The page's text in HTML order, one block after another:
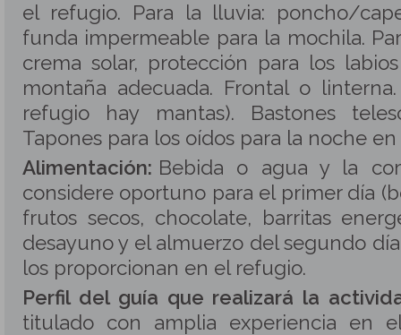
el refugio. Para la lluvia: poncho/
funda impermeable para la mochila.
crema solar, protección para los
montaña adecuada. Frontal o
refugio hay mantas). Bastones
Tapones para los oídos para la noche
Alimentación: Bebida o agua y la
considere oportuno para el primer día
frutos secos, chocolate, barritas
desayuno y el almuerzo del segundo
los proporcionan en el refugio.
Perfil del guía que realizará la
titulado con amplia experiencia en